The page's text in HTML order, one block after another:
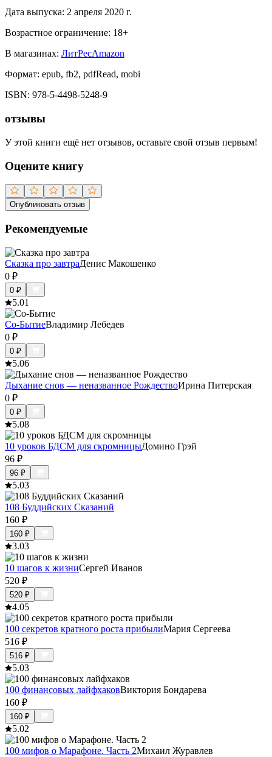
Дата выпуска: 2 апреля 2020 г.
Возрастное ограничение: 18+
В магазинах: ЛитРесAmazon
Формат: epub, fb2, pdfRead, mobi
ISBN: 978-5-4498-5248-9
отзывы
У этой книги ещё нет отзывов, оставьте свой отзыв первым!
Оцените книгу
Опубликовать отзыв
Рекомендуемые
Сказка про завтраДенис Макошенко
0 ₽
0 ₽
5.01
Со-БытиеВладимир Лебедев
0 ₽
0 ₽
5.06
Дыхание снов — неназванное РождествоИрина Питерская
0 ₽
0 ₽
5.08
10 уроков БДСМ для скромницыДомино Грэй
96 ₽
96 ₽
5.03
108 Буддийских Сказаний
160 ₽
160 ₽
3.03
10 шагов к жизниСергей Иванов
520 ₽
520 ₽
4.05
100 секретов кратного роста прибылиМария Сергеева
516 ₽
516 ₽
5.03
100 финансовых лайфхаковВиктория Бондарева
160 ₽
160 ₽
5.02
100 мифов о Марафоне. Часть 2Михаил Журавлев